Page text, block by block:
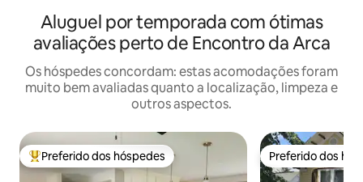
Aluguel por temporada com ótimas
avaliações perto de Encontro da Arca
Os hóspedes concordam: estas acomodações foram
muito bem avaliadas quanto a localização, limpeza e
outros aspectos.
Entre os melhores preferidos dos hóspedes
Preferido dos hóspedes Preferido dos
Preferido dos